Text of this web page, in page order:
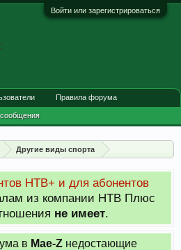
Войти или зарегистрироваться
Другие виды спорта
НТВ+ и для абонентов
из компании НТВ Плюс
не имеет.
в Мае-Zнедостающие
Правила форума